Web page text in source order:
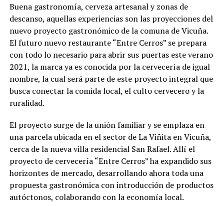
Buena gastronomía, cerveza artesanal y zonas de
descanso, aquellas experiencias son las proyecciones del
nuevo proyecto gastronómico de la comuna de Vicuña.
El futuro nuevo restaurante “Entre Cerros” se prepara
con todo lo necesario para abrir sus puertas este verano
2021, la marca ya es conocida por la cervecería de igual
nombre, la cual será parte de este proyecto integral que
busca conectar la comida local, el culto cervecero y la
ruralidad.
El proyecto surge de la unión familiar y se emplaza en
una parcela ubicada en el sector de La Viñita en Vicuña,
cerca de la nueva villa residencial San Rafael. Allí el
proyecto de cervecería “Entre Cerros” ha expandido sus
horizontes de mercado, desarrollando ahora toda una
propuesta gastronómica con introducción de productos
autóctonos, colaborando con la economía local.